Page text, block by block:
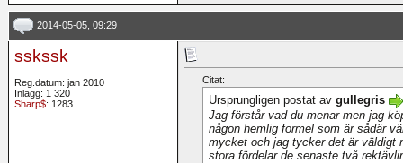
2014-05-05, 09:29
sskssk
Reg.datum: jan 2010
Inlägg: 1 320
Sharp$: 1283
Citat:
Ursprungligen postat av gullegris
Jag förstår vad du menar men jag
någon hemlig formel som är sådär
mycket och jag tycker det är väldigt
stora fördelar de senaste två